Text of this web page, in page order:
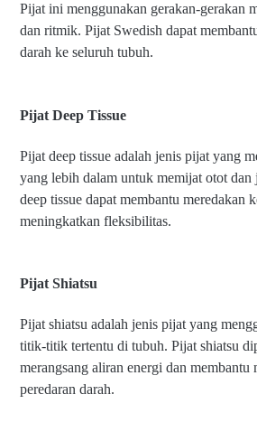
Pijat ini menggunakan gerakan-gerakan
dan ritmik. Pijat Swedish dapat
darah ke seluruh tubuh.
Pijat Deep Tissue
Pijat deep tissue adalah jenis pijat yang
yang lebih dalam untuk memijat otot
deep tissue dapat membantu meredakan
meningkatkan fleksibilitas.
Pijat Shiatsu
Pijat shiatsu adalah jenis pijat yang
titik-titik tertentu di tubuh. Pijat shiatsu
merangsang aliran energi dan membantu
peredaran darah.